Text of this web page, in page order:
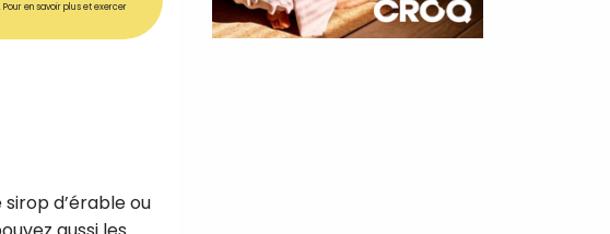
en savoir plus et exercer
d’érable ou
180
promotionnelle de